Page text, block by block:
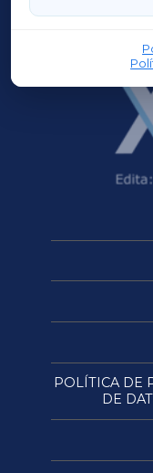
POLÍTICA DE
DE